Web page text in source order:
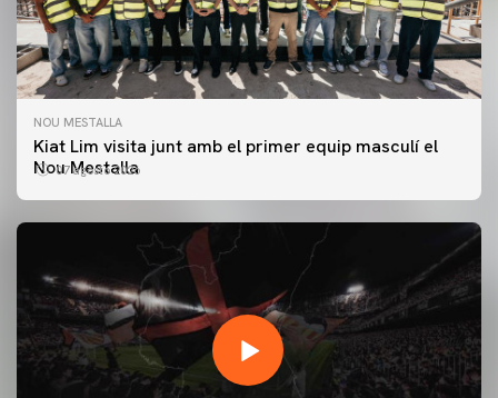
NOU MESTALLA
Kiat Lim visita junt amb el primer equip masculí el
Nou Mestalla
07 agosto 2026